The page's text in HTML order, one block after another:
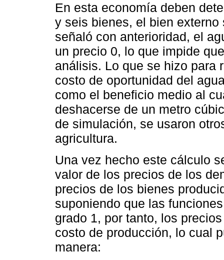
En esta economía deben
y seis bienes, el bien
señaló con anterioridad, el
un precio 0, lo que impide
análisis. Lo que se hizo para
costo de oportunidad del
como el beneficio medio al
deshacerse de un metro
de simulación, se usaron
agricultura.
Una vez hecho este cálculo
valor de los precios de los
precios de los bienes
suponiendo que las
grado 1, por tanto, los
costo de producción, lo cual
manera: